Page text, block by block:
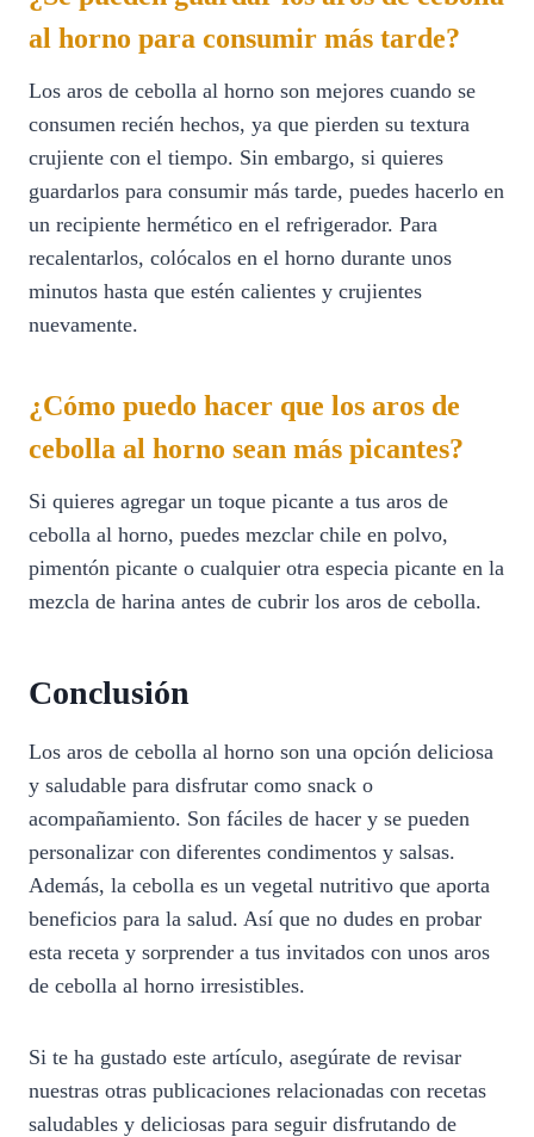
al horno para consumir más tarde?
Los aros de cebolla al horno son mejores cuando se
consumen recién hechos, ya que pierden su textura
crujiente con el tiempo. Sin embargo, si quieres
guardarlos para consumir más tarde, puedes hacerlo en
un recipiente hermético en el refrigerador. Para
recalentarlos, colócalos en el horno durante unos
minutos hasta que estén calientes y crujientes
nuevamente.
¿Cómo puedo hacer que los aros de
cebolla al horno sean más picantes?
Si quieres agregar un toque picante a tus aros de
cebolla al horno, puedes mezclar chile en polvo,
pimentón picante o cualquier otra especia picante en la
mezcla de harina antes de cubrir los aros de cebolla.
Conclusión
Los aros de cebolla al horno son una opción deliciosa
y saludable para disfrutar como snack o
acompañamiento. Son fáciles de hacer y se pueden
personalizar con diferentes condimentos y salsas.
Además, la cebolla es un vegetal nutritivo que aporta
beneficios para la salud. Así que no dudes en probar
esta receta y sorprender a tus invitados con unos aros
de cebolla al horno irresistibles.
Si te ha gustado este artículo, asegúrate de revisar
nuestras otras publicaciones relacionadas con recetas
saludables y deliciosas para seguir disfrutando de